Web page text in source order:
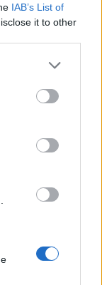
IAB’s List of
it to other
more Google
may click to
party tags to
below Google
anche dal
il centro
e degrado: